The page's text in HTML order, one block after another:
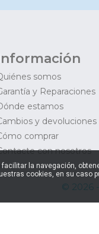
somos
y Reparaciones
estamos
y devoluciones
comprar
con nosotros
© 2026
la navegación,
cookies, en su caso